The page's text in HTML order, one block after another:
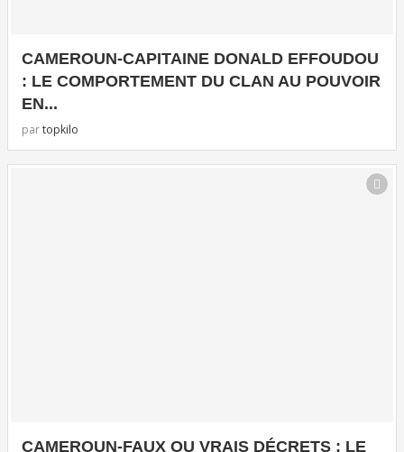
CAMEROUN-CAPITAINE DONALD EFFOUDOU
: LE COMPORTEMENT DU CLAN AU POUVOIR
EN...
partopkilo
CAMEROUN-FAUX OU VRAIS DÉCRETS : LE